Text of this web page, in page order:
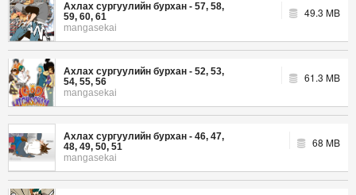
Ахлах сургуулийн бурхан - 57, 58,
59, 60, 61
mangasekai
49.3 MB
Ахлах сургуулийн бурхан - 52, 53,
54, 55, 56
mangasekai
61.3 MB
Ахлах сургуулийн бурхан - 46, 47,
48, 49, 50, 51
mangasekai
68 MB